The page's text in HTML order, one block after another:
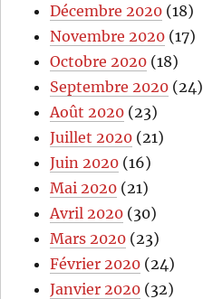
Décembre 2020 (18)
Novembre 2020 (17)
Octobre 2020 (18)
Septembre 2020 (24)
Août 2020 (23)
Juillet 2020 (21)
Juin 2020 (16)
Mai 2020 (21)
Avril 2020 (30)
Mars 2020 (23)
Février 2020 (24)
Janvier 2020 (32)